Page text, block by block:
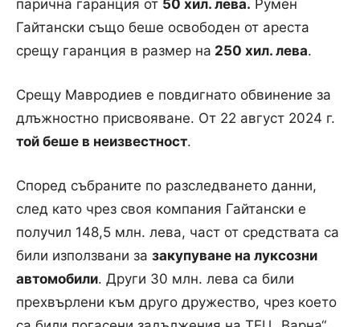
парична гаранция от 50 хил. лева. Румен
Гайтански също беше освободен от ареста
срещу гаранция в размер на 250 хил. лева.
Срещу Мавродиев е повдигнато обвинение за
длъжностно присвояване. От 22 август 2024 г.
той беше в неизвестност.
Според събраните по разследването данни,
след като чрез своя компания Гайтански е
получил 148,5 млн. лева, част от средствата са
били използвани за закупуване на луксозни
автомобили. Други 30 млн. лева са били
прехвърлени към друго дружество, чрез което